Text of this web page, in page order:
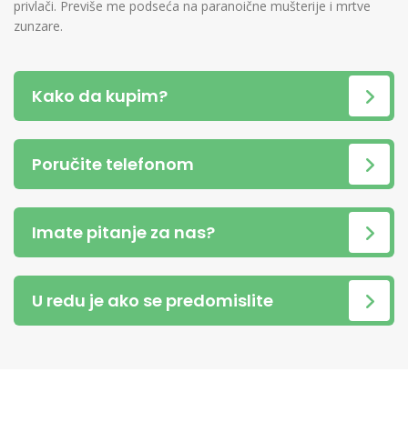
privlači. Previše me podseća na paranoične mušterije i mrtve
zunzare.
Kako da kupim?
Poručite telefonom
Imate pitanje za nas?
U redu je ako se predomislite